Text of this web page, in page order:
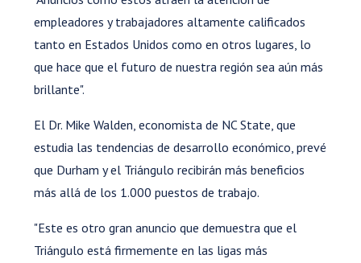
empleadores y trabajadores altamente calificados
tanto en Estados Unidos como en otros lugares, lo
que hace que el futuro de nuestra región sea aún más
brillante".
El Dr. Mike Walden, economista de NC State, que
estudia las tendencias de desarrollo económico, prevé
que Durham y el Triángulo recibirán más beneficios
más allá de los 1.000 puestos de trabajo.
"Este es otro gran anuncio que demuestra que el
Triángulo está firmemente en las ligas más